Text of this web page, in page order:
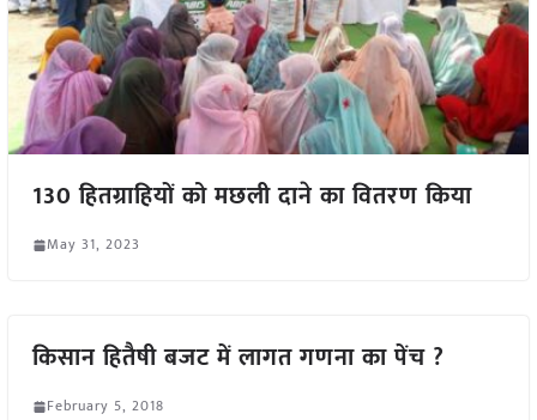
130 हितग्राहियों को मछली दाने का वितरण किया
May 31, 2023
किसान हितैषी बजट में लागत गणना का पेंच ?
February 5, 2018